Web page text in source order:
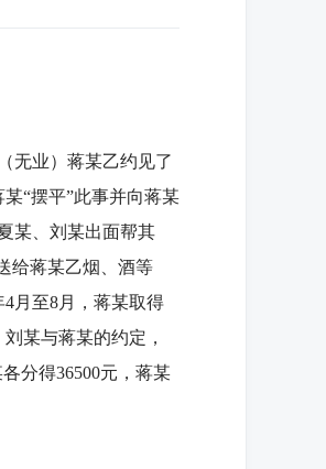
无业）蒋某乙约见了
“摆平”此事并向蒋某
某、刘某出面帮其
给蒋某乙烟、酒等
月至8月，蒋某取得
某与蒋某的约定，
分得36500元，蒋某